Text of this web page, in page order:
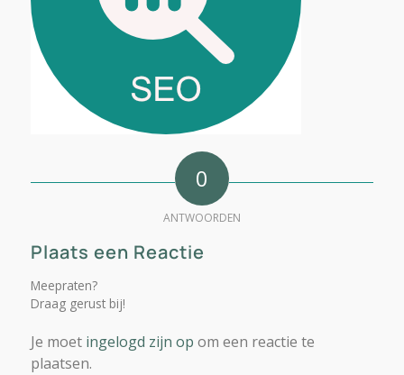
0
ANTWOORDEN
Plaats een Reactie
Meepraten?
Draag gerust bij!
Je moet ingelogd zijn op om een reactie te
plaatsen.